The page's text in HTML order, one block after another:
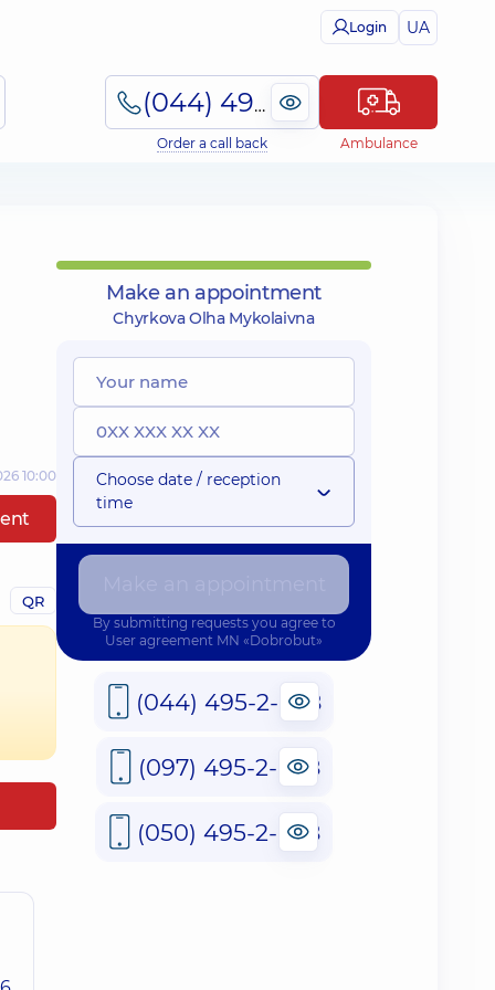
Login UA
(044) 495-2-888
Order a call back Ambulance
10:00
QR
Make an appointment
Chyrkova Olha Mykolaivna
Choose date / reception
time
By submitting requests you agree to
User agreement MN «Dobrobut»
(044) 495-2-888
(097) 495-2-888
(050) 495-2-888